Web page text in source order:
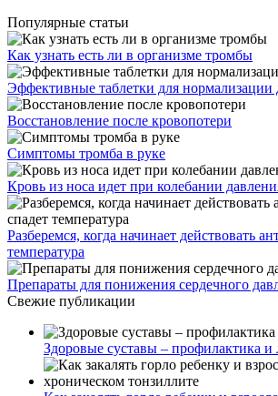
Популярные статьи
Как узнать есть ли в организме тромбы
Эффективные таблетки для нормализации
Восстановление после кровопотери
Симптомы тромба в руке
Кровь из носа идет при колебании
Разберемся, когда начинает действовать
температура
Препараты для понижения сердечного
Свежие публикации
Здоровые суставы – профилактика и